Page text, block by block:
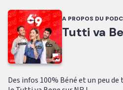
A PROPOS DU
Tutti va
Des infos 100% Béné et un peu